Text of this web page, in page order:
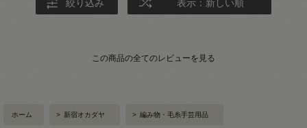
絞り込み 表示：新しい順
この商品の全てのレビューを見る
ホーム > 新宿オカダヤ > 編み物・毛糸手芸用品